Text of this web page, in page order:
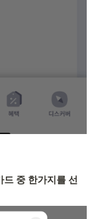
드 중 한가지를 선